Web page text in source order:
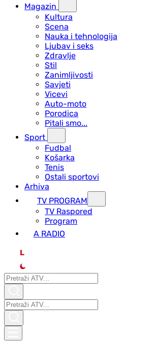
Magazin
Kultura
Scena
Nauka i tehnologija
Ljubav i seks
Zdravlje
Stil
Zanimljivosti
Savjeti
Vicevi
Auto-moto
Porodica
Pitali smo...
Sport
Fudbal
Košarka
Tenis
Ostali sportovi
Arhiva
TV PROGRAM
ТV Raspored
Program
A RADIO
L